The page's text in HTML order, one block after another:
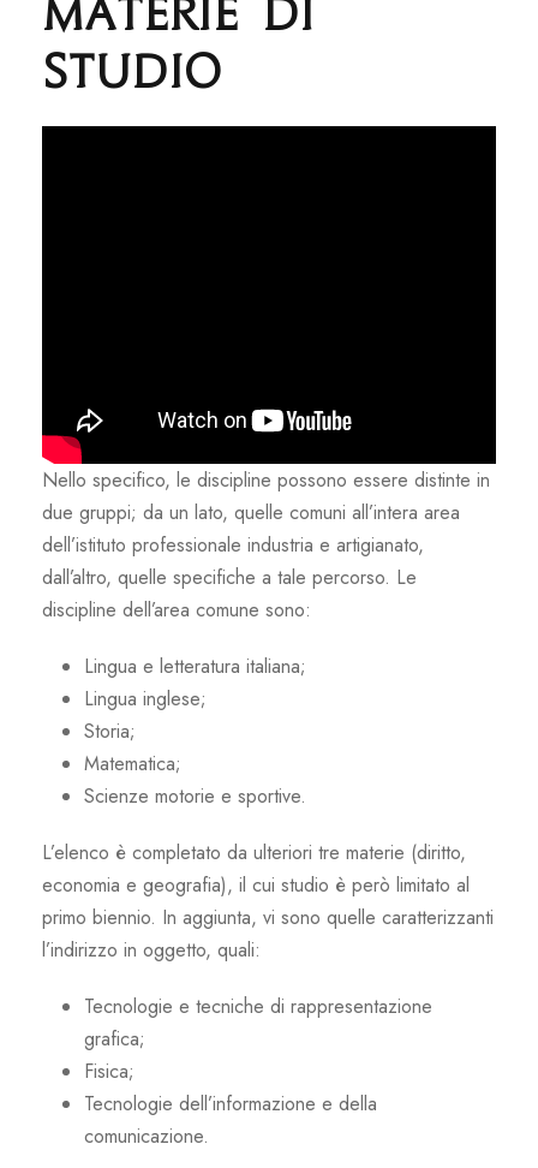
Materie di
studio
Nello specifico, le discipline possono essere distinte in
due gruppi; da un lato, quelle comuni all’intera area
dell’istituto professionale industria e artigianato,
dall’altro, quelle specifiche a tale percorso. Le
discipline dell’area comune sono:
Lingua e letteratura italiana;
Lingua inglese;
Storia;
Matematica;
Scienze motorie e sportive.
L’elenco è completato da ulteriori tre materie (diritto,
economia e geografia), il cui studio è però limitato al
primo biennio. In aggiunta, vi sono quelle caratterizzanti
l’indirizzo in oggetto, quali:
Tecnologie e tecniche di rappresentazione
grafica;
Fisica;
Tecnologie dell’informazione e della
comunicazione.